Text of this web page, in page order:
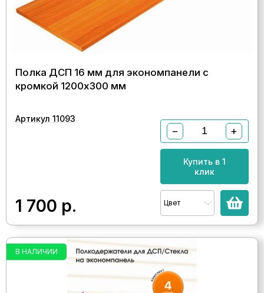
Полка ДСП 16 мм для экономпанели с
кромкой 1200х300 мм
Артикул 11093
1 700 р.
− +
Купить в 1
клик
Цвет
В НАЛИЧИИ